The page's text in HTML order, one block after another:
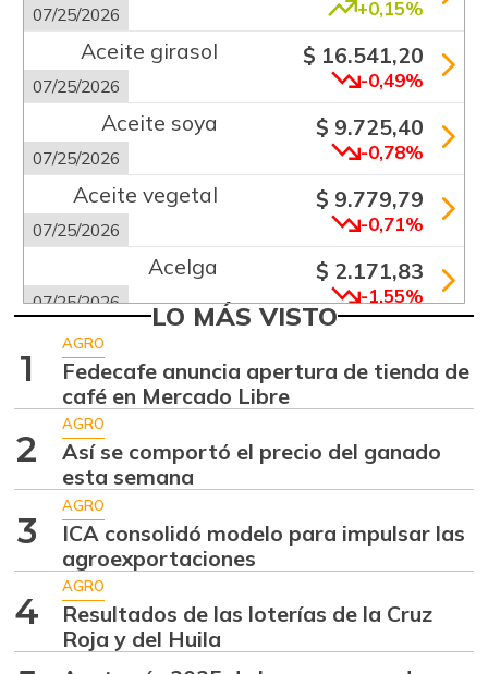
07/25/2026 +0,15%
Aceite girasol
07/25/2026
$ 16.541,20
-0,49%
Aceite soya
07/25/2026
$ 9.725,40
-0,78%
Aceite vegetal
07/25/2026
$ 9.779,79
-0,71%
Acelga
07/25/2026
$ 2.171,83
-1,55%
Aguacate común
07/25/2026 +6,24%
Aguacate hass
07/25/2026
$ 7.289,10
-2,98%
Aguacate
07/25/2026
$ 8.366,30
-1,18%
Ahuyama
07/25/2026 -0,51%
Ahuyamín $ 1.672,87
LO MÁS VISTO
1
AGRO
Fedecafe anuncia apertura de tienda de
café en Mercado Libre
2
AGRO
Así se comportó el precio del ganado
esta semana
3
AGRO
ICA consolidó modelo para impulsar las
agroexportaciones
4
AGRO
Resultados de las loterías de la Cruz
Roja y del Huila